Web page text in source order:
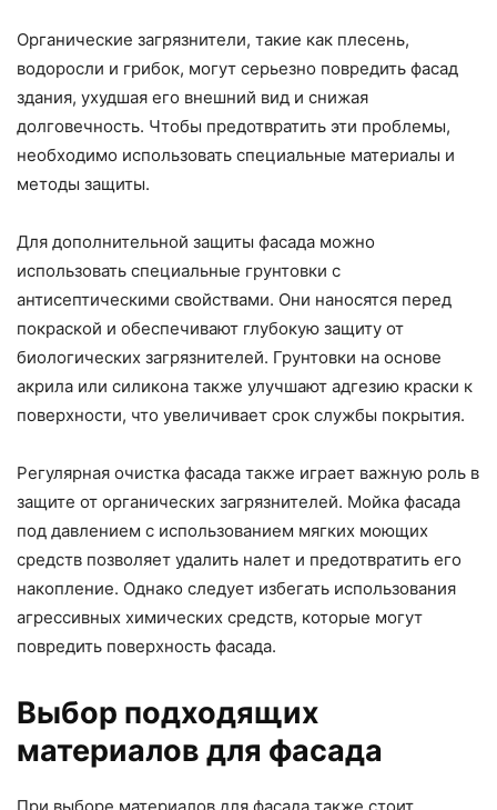
Органические загрязнители, такие как плесень,
водоросли и грибок, могут серьезно повредить фасад
здания, ухудшая его внешний вид и снижая
долговечность. Чтобы предотвратить эти проблемы,
необходимо использовать специальные материалы и
методы защиты.
Для дополнительной защиты фасада можно
использовать специальные грунтовки с
антисептическими свойствами. Они наносятся перед
покраской и обеспечивают глубокую защиту от
биологических загрязнителей. Грунтовки на основе
акрила или силикона также улучшают адгезию краски к
поверхности, что увеличивает срок службы покрытия.
Регулярная очистка фасада также играет важную роль в
защите от органических загрязнителей. Мойка фасада
под давлением с использованием мягких моющих
средств позволяет удалить налет и предотвратить его
накопление. Однако следует избегать использования
агрессивных химических средств, которые могут
повредить поверхность фасада.
Выбор подходящих
материалов для фасада